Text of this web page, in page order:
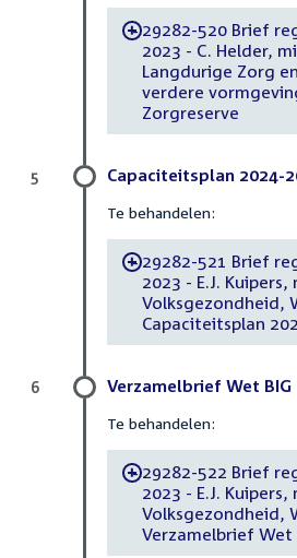
-29282-520 Brief
2023 - C. Helder,
Langdurige Zorg
verdere
Zorgreserve
Capaciteitsplan 2024-
Te behandelen:
-29282-521 Brief
2023 - E.J.
Volksgezondheid,
Capaciteitsplan
5
Verzamelbrief Wet BIG
Te behandelen:
-29282-522 Brief
2023 - E.J.
Volksgezondheid,
Verzamelbrief Wet
6